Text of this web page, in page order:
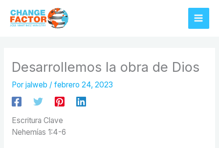
contenido
Desarrollemos la obra de Dios
Por jalweb / febrero 24, 2023
Escritura Clave
Nehemías 1:4-6